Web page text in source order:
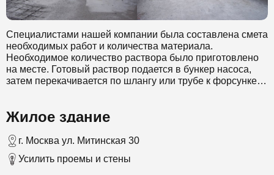
Специалистами нашей компании была составлена смета
необходимых работ и количества материала.
Необходимое количество раствора было приготовлено
на месте. Готовый раствор подается в бункер насоса,
затем перекачивается по шлангу или трубе к форсунке.
помощью которого происходит выбрызгивание смеси.
был создан слой бетона в 30 см.
Жилое здание
г. Москва ул. Митинская 30
Усилить проемы и стены